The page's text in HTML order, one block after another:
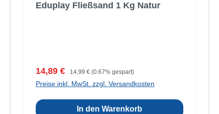
Eduplay Fließsand 1 Kg Natur
Verkaufspreis:
14,89 € Regulärer Preis:
14,99 € (0.67% gespart)
Preise inkl. MwSt. zzgl. Versandkosten
In den Warenkorb